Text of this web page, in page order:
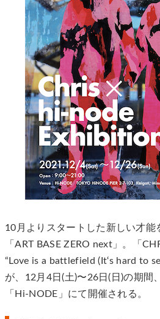
10月よりスタートした新しい才能
「ART BASE ZERO next」。「
“Love is a battlefield (It‘s hard to
が、12月4日(土)〜26日(日)の期間
「Hi-NODE」にて開催される。